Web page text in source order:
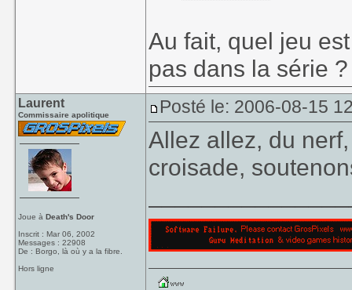
Au fait, quel jeu
pas dans la série
Laurent
Commissaire apolitique
Joue àDeath's Door
Inscrit : Mar 06, 2002
Messages : 22908
De : Borgo, là où y a la fibre.
Hors ligne
Posté le: 2006-08-15
Allez allez, du
croisade,